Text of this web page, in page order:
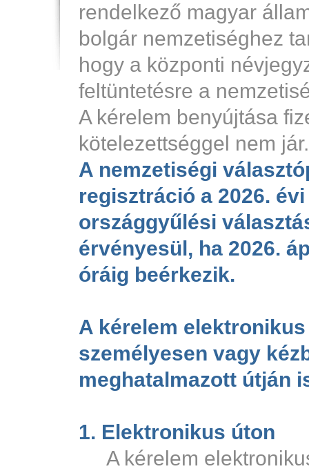
rendelkező magyar
bolgár nemzetiséghez
hogy a központi
feltüntetésre a
A kérelem benyújtása
kötelezettséggel nem jár.
A nemzetiségi
regisztráció a 2026.
országgyűlési
érvényesül, ha 2026.
óráig beérkezik.
A kérelem
személyesen vagy
meghatalmazott útján
1. Elektronikus úton
A kérelem